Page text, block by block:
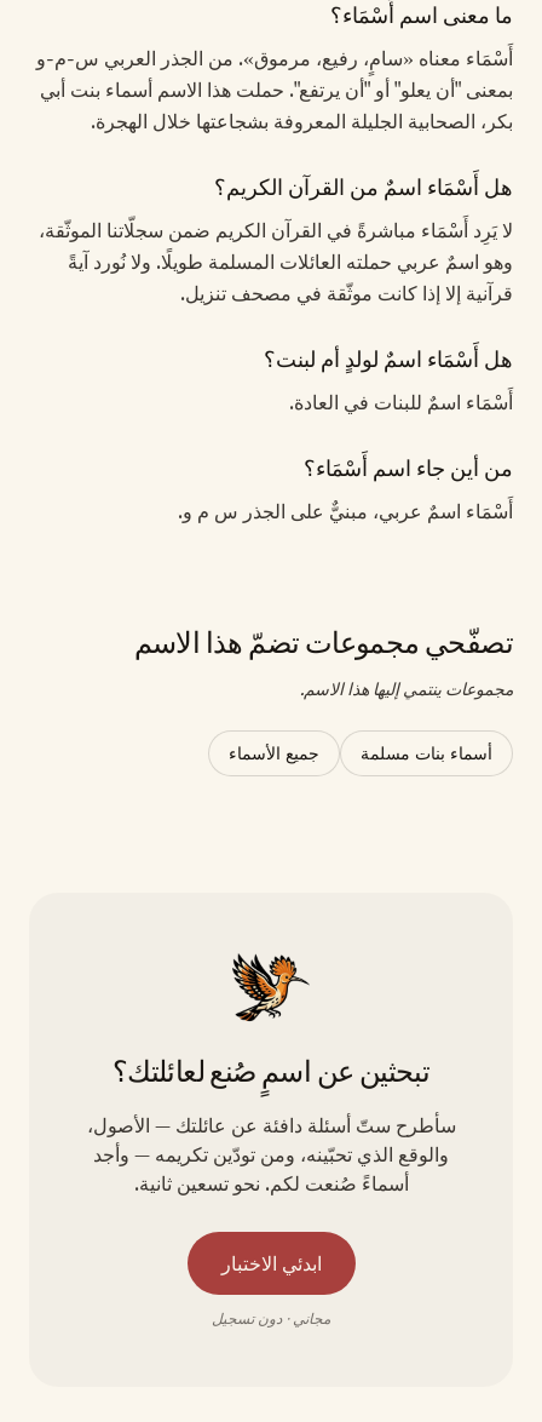
ما معنى اسم أَسْمَاء؟
أَسْمَاء معناه «سامٍ، رفيع، مرموق». من الجذر العربي س-م-و
بمعنى "أن يعلو" أو "أن يرتفع". حملت هذا الاسم أسماء بنت أبي
بكر، الصحابية الجليلة المعروفة بشجاعتها خلال الهجرة.
هل أَسْمَاء اسمٌ من القرآن الكريم؟
لا يَرِد أَسْمَاء مباشرةً في القرآن الكريم ضمن سجلّاتنا الموثّقة،
وهو اسمٌ عربي حملته العائلات المسلمة طويلًا. ولا نُورد آيةً
قرآنية إلا إذا كانت موثّقة في مصحف تنزيل.
هل أَسْمَاء اسمٌ لولدٍ أم لبنت؟
أَسْمَاء اسمٌ للبنات في العادة.
من أين جاء اسم أَسْمَاء؟
أَسْمَاء اسمٌ عربي، مبنيٌّ على الجذر س م و.
تصفّحي مجموعات تضمّ هذا الاسم
مجموعات ينتمي إليها هذا الاسم.
أسماء بنات مسلمة جميع الأسماء
تبحثين عن اسمٍ صُنع لعائلتك؟
سأطرح ستّ أسئلة دافئة عن عائلتك — الأصول،
والوقع الذي تحبّينه، ومن تودّين تكريمه — وأجد
أسماءً صُنعت لكم. نحو تسعين ثانية.
ابدئي الاختبار
مجاني · دون تسجيل